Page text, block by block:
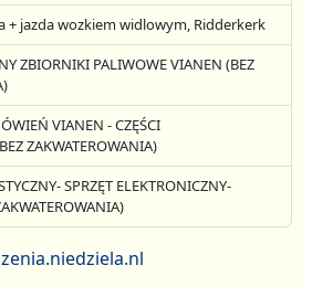
+ jazda wozkiem widlowym, Ridderkerk
ZBIORNIKI PALIWOWE VIANEN (BEZ
VIANEN - CZĘŚCI
ZAKWATEROWANIA)
SPRZĘT ELEKTRONICZNY-